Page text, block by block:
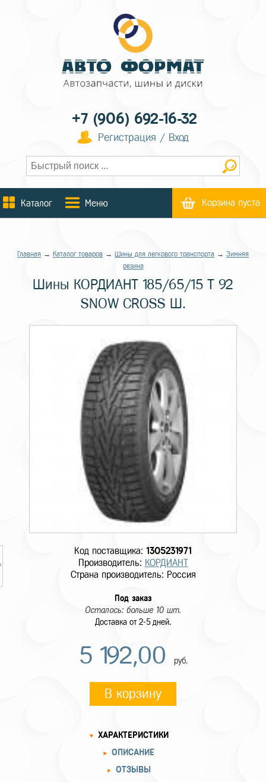
+7 (906) 692-16-32
Регистрация / Вход
Каталог Меню Корзина пуста
Главная → Каталог товаров → Шины для легкового транспорта → Зимняя
резина
Шины КОРДИАНТ 185/65/15 T 92
SNOW CROSS Ш.
Код поставщика: 1305231971
Производитель: КОРДИАНТ
Страна производитель: Россия
Под заказ
Осталось: больше 10 шт.
Доставка от 2-5 дней.
5 192,00 руб.
В корзину